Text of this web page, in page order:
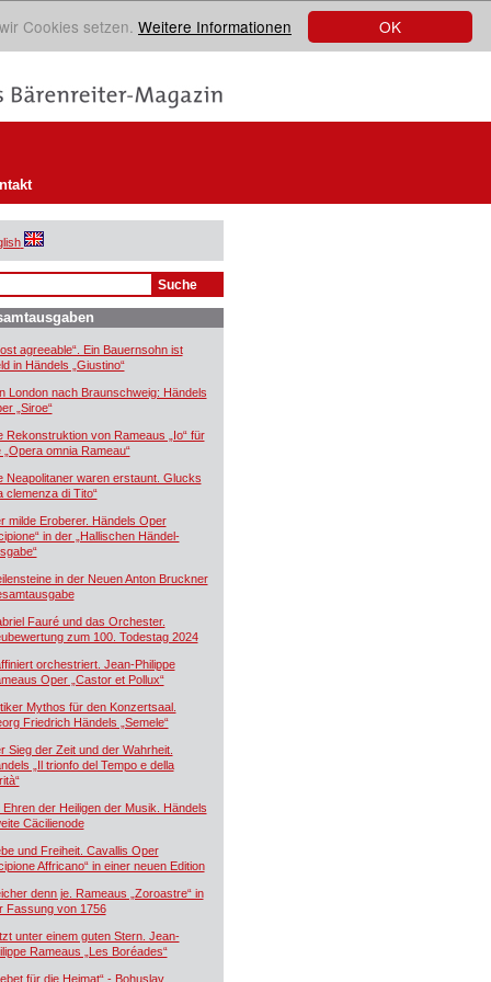
OK
Cookies setzen. Weitere Informationen
agreeable“. Ein Bauernsohn ist
in Händels „Giustino“
London nach Braunschweig: Händels
„Siroe“
Rekonstruktion von Rameaus „Io“ für
„Opera omnia Rameau“
Neapolitaner waren erstaunt. Glucks
clemenza di Tito“
milde Eroberer. Händels Oper
in der „Hallischen Händel-
in der Neuen Anton Bruckner
Fauré und das Orchester.
zum 100. Todestag 2024
orchestriert. Jean-Philippe
Oper „Castor et Pollux“
Mythos für den Konzertsaal.
Friedrich Händels „Semele“
Sieg der Zeit und der Wahrheit.
„Il trionfo del Tempo e della
Ehren der Heiligen der Musik. Händels
Cäcilienode
und Freiheit. Cavallis Oper
Affricano“ in einer neuen Edition
denn je. Rameaus „Zoroastre“ in
Fassung von 1756
unter einem guten Stern. Jean-
Rameaus „Les Boréades“
für die Heimat“ - Bohuslav